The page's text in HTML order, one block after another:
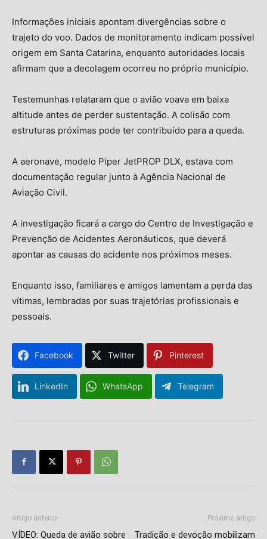
Informações iniciais apontam divergências sobre o
trajeto do voo. Dados de monitoramento indicam possível
origem em Santa Catarina, enquanto autoridades locais
afirmam que a decolagem ocorreu no próprio município.
Testemunhas relataram que o avião voava em baixa
altitude antes de perder sustentação. A colisão com
estruturas próximas pode ter contribuído para a queda.
A aeronave, modelo Piper JetPROP DLX, estava com
documentação regular junto à Agência Nacional de
Aviação Civil.
A investigação ficará a cargo do Centro de Investigação e
Prevenção de Acidentes Aeronáuticos, que deverá
apontar as causas do acidente nos próximos meses.
Enquanto isso, familiares e amigos lamentam a perda das
vítimas, lembradas por suas trajetórias profissionais e
pessoais.
Facebook Twitter Pinterest
LinkedIn WhatsApp Telegram
Artigo anterior
VÍDEO: Queda de avião sobre
Próximo artigo
Tradição e devoção mobilizam